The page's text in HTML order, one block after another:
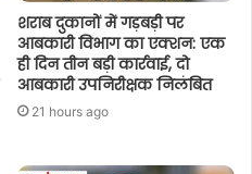
शराब दुकानों में गड़बड़ी पर
आबकारी विभाग का एक्शन: एक
ही दिन तीन बड़ी कार्रवाई, दो
आबकारी उपनिरीक्षक निलंबित
21 hours ago